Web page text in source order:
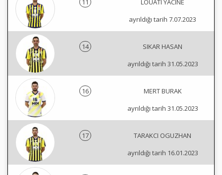
11
LOUATI YACINE
ayrıldığı tarih 7.07.2023
14
SIKAR HASAN
ayrıldığı tarih 31.05.2023
16
MERT BURAK
ayrıldığı tarih 31.05.2023
17
TARAKCI OGUZHAN
ayrıldığı tarih 16.01.2023